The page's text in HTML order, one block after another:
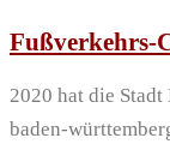
Fußverkehrs-
2020 hat die
baden-